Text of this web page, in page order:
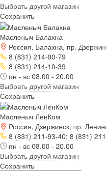
Выбрать другой магазин
Сохранить
Масленыч Балахна
Россия, Балахна, пр.
8 (831) 214-90-79
8 (831) 214-10-39
пн - вс 08.00 - 20.00
Выбрать другой магазин
Сохранить
Масленыч ЛенКом
Россия, Дзержинск, пр.
8 (831) 211-93-40; 8 (831)
пн - вс 08.00 - 20.00
Выбрать другой магазин
Сохранить